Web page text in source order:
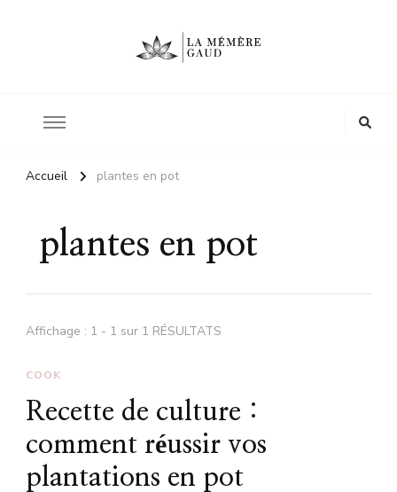
Accueil plantes en pot
plantes en pot
Affichage : 1 - 1 sur 1 RÉSULTATS
COOK
Recette de culture :
comment réussir vos
plantations en pot